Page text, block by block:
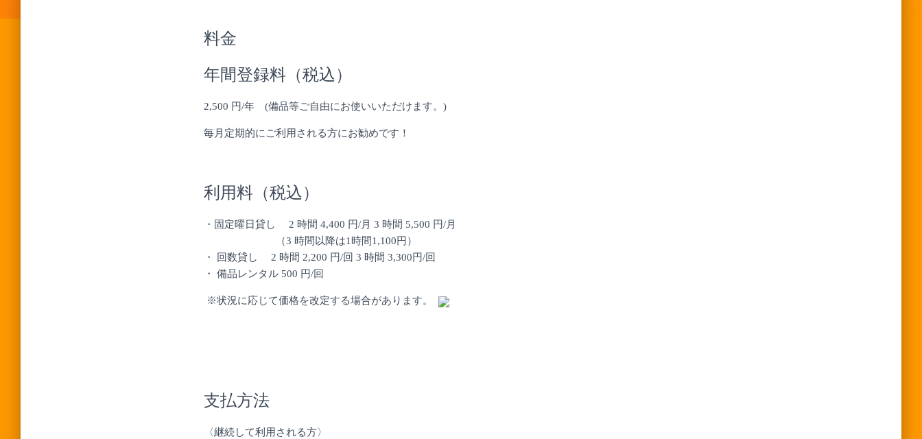
料金
年間登録料（税込）
2,500 円/年 (備品等ご自由にお使いいただけます。)
毎月定期的にご利用される方にお勧めです！
利用料（税込）
・固定曜日貸し 2 時間 4,400 円/月 3 時間 5,500 円/月
（3 時間以降は1時間1,100円）
・ 回数貸し 2 時間 2,200 円/回 3 時間 3,300円/回
・ 備品レンタル 500 円/回
※状況に応じて価格を改定する場合があります。
支払方法
〈継続して利用される方〉